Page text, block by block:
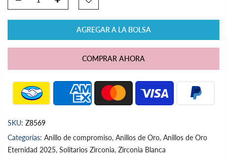
AGREGAR A LA BOLSA
COMPRAR AHORA
SKU: Z8569
Categorías: Anillo de compromiso, Anillos de Oro, Anillos de Oro
Eternidad 2025, Solitarios Zirconia, Zirconia Blanca